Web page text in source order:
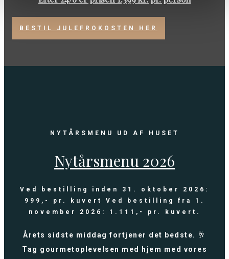
BESTIL JULEFROKOSTEN HER
NYTÅRSMENU UD AF HUSET
Nytårsmenu 2026
Ved bestilling inden 31. oktober 2026:
999,- pr. kuvert Ved bestilling fra 1.
november 2026: 1.111,- pr. kuvert.
Årets sidste middag fortjener det bedste. 🥂
Tag gourmetoplevelsen med hjem med vores